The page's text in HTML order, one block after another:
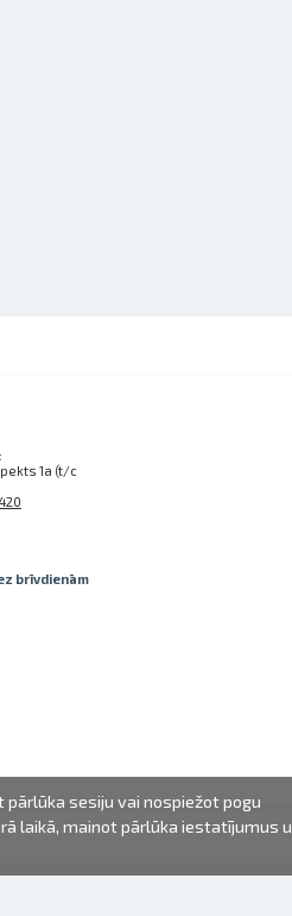
1a (t/c
brīvdienām
sesiju vai nospiežot pogu
laikā, mainot pārlūka iestatījumus